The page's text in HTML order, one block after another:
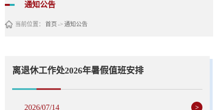
通知公告
当前位置： 首页 -> 通知公告
离退休工作处2026年暑假值班安排
2026/07/14 >